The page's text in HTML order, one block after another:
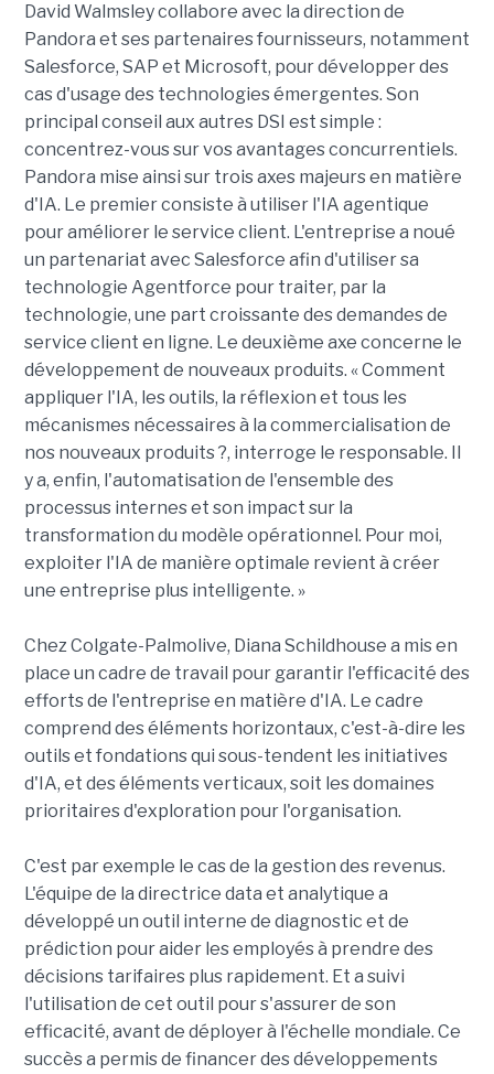
David Walmsley collabore avec la direction de
Pandora et ses partenaires fournisseurs, notamment
Salesforce, SAP et Microsoft, pour développer des
cas d'usage des technologies émergentes. Son
principal conseil aux autres DSI est simple :
concentrez-vous sur vos avantages concurrentiels.
Pandora mise ainsi sur trois axes majeurs en matière
d'IA. Le premier consiste à utiliser l'IA agentique
pour améliorer le service client. L'entreprise a noué
un partenariat avec Salesforce afin d'utiliser sa
technologie Agentforce pour traiter, par la
technologie, une part croissante des demandes de
service client en ligne. Le deuxième axe concerne le
développement de nouveaux produits. « Comment
appliquer l'IA, les outils, la réflexion et tous les
mécanismes nécessaires à la commercialisation de
nos nouveaux produits ?, interroge le responsable. Il
y a, enfin, l'automatisation de l'ensemble des
processus internes et son impact sur la
transformation du modèle opérationnel. Pour moi,
exploiter l'IA de manière optimale revient à créer
une entreprise plus intelligente. »
Chez Colgate-Palmolive, Diana Schildhouse a mis en
place un cadre de travail pour garantir l'efficacité des
efforts de l'entreprise en matière d'IA. Le cadre
comprend des éléments horizontaux, c'est-à-dire les
outils et fondations qui sous-tendent les initiatives
d'IA, et des éléments verticaux, soit les domaines
prioritaires d'exploration pour l'organisation.
C'est par exemple le cas de la gestion des revenus.
L'équipe de la directrice data et analytique a
développé un outil interne de diagnostic et de
prédiction pour aider les employés à prendre des
décisions tarifaires plus rapidement. Et a suivi
l'utilisation de cet outil pour s'assurer de son
efficacité, avant de déployer à l'échelle mondiale. Ce
succès a permis de financer des développements